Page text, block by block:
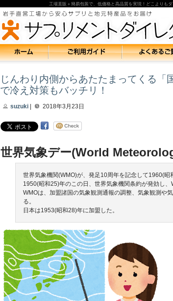
工場直販＋簡易包装で、低価格と高品質を実現！どこよりも
じんわり内側からあたたまってくる
で冷え対策もバッチリ！
suzuki 2018年3月23日
世界気象デー(World
世界気象機関(WMO)が、発足10周年を記念して1960(昭
1950(昭和25)年のこの日、世界気象機関条約が発効し、
WMOは、加盟諸国の気象観測通報の調整、気象観測や
る。
日本は1953(昭和28)年に加盟した。